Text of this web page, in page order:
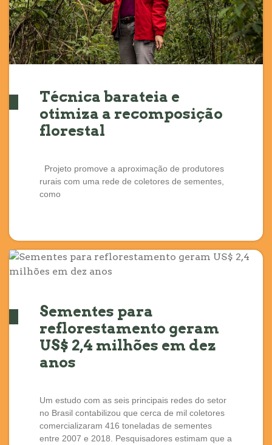
Técnica barateia e
otimiza a recomposição
florestal
Projeto promove a aproximação de produtores
rurais com uma rede de coletores de sementes,
como
Sementes para
reflorestamento geram
US$ 2,4 milhões em dez
anos
Um estudo com as seis principais redes do setor
no Brasil contabilizou que cerca de mil coletores
comercializaram 416 toneladas de sementes
entre 2007 e 2018. Pesquisadores estimam que a